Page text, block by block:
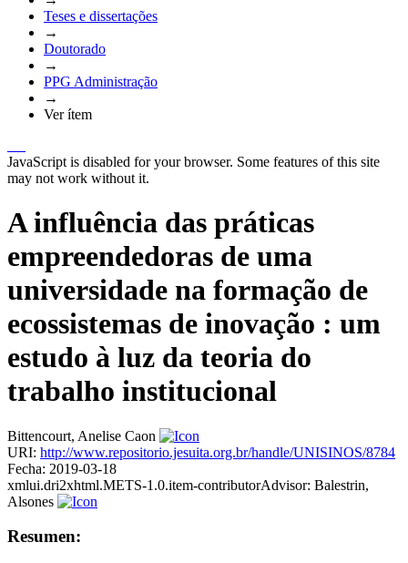
Teses e dissertações
→
Doutorado
→
PPG Administração
→
Ver ítem
JavaScript is disabled for your browser. Some features of this site
may not work without it.
A influência das práticas
empreendedoras de uma
universidade na formação de
ecossistemas de inovação : um
estudo à luz da teoria do
trabalho institucional
Bittencourt, Anelise Caon
URI: http://www.repositorio.jesuita.org.br/handle/UNISINOS/8784
Fecha: 2019-03-18
xmlui.dri2xhtml.METS-1.0.item-contributorAdvisor: Balestrin,
Alsones
Resumen: